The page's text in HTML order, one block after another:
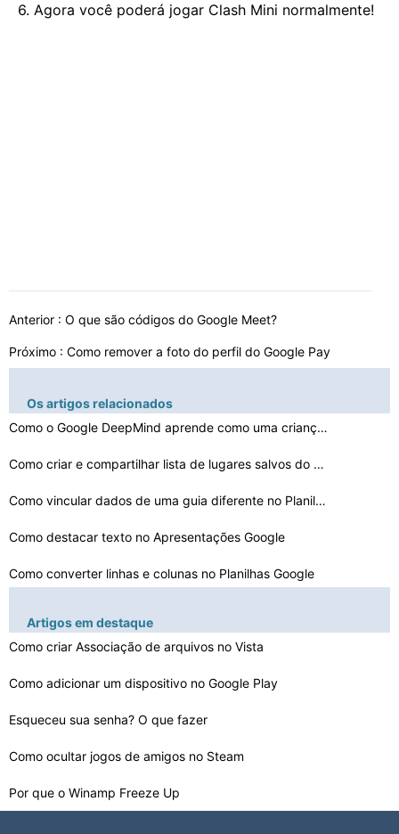
6. Agora você poderá jogar Clash Mini normalmente!
Anterior : O que são códigos do Google Meet?
Próximo : Como remover a foto do perfil do Google Pay
Os artigos relacionados
Como o Google DeepMind aprende como uma criança:usa ví…
Como criar e compartilhar lista de lugares salvos do Go…
Como vincular dados de uma guia diferente no Planilhas …
Como destacar texto no Apresentações Google
Como converter linhas e colunas no Planilhas Google
Como baixar imagens do Apresentações Google
Como remover uma cor de fundo no Google Docs
Artigos em destaque
Como criar Associação de arquivos no Vista
Como adicionar um dispositivo no Google Play
Esqueceu sua senha? O que fazer
Como ocultar jogos de amigos no Steam
Por que o Winamp Freeze Up